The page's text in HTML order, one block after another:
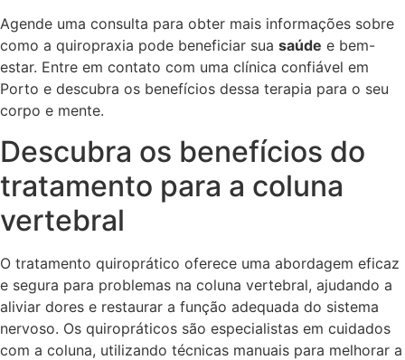
Agende uma consulta para obter mais informações sobre
como a quiropraxia pode beneficiar sua saúde e bem-
estar. Entre em contato com uma clínica confiável em
Porto e descubra os benefícios dessa terapia para o seu
corpo e mente.
Descubra os benefícios do
tratamento para a coluna
vertebral
O tratamento quiroprático oferece uma abordagem eficaz
e segura para problemas na coluna vertebral, ajudando a
aliviar dores e restaurar a função adequada do sistema
nervoso. Os quiropráticos são especialistas em cuidados
com a coluna, utilizando técnicas manuais para melhorar a